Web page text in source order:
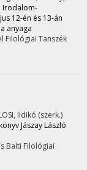
Irodalom-
12-én és 13-án
anyaga
Filológiai Tanszék
Ildikó (szerk.)
Jászay László
Balti Filológiai